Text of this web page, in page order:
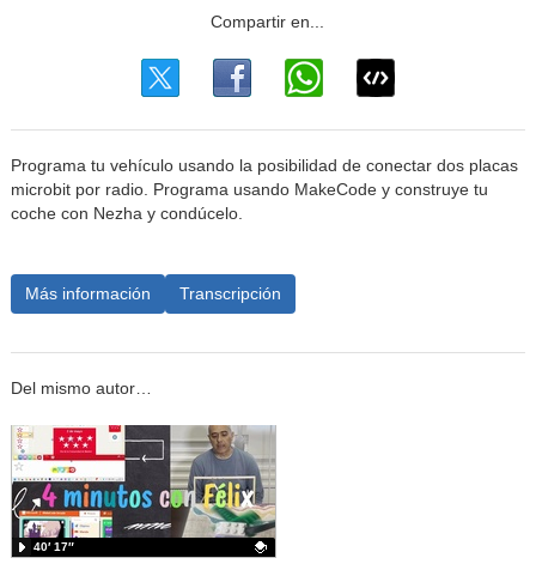
Programa tu vehículo usando la posibilidad de conectar dos placas
microbit por radio. Programa usando MakeCode y construye tu
coche con Nezha y condúcelo.
Más información Transcripción
Del mismo autor…
40′ 17″